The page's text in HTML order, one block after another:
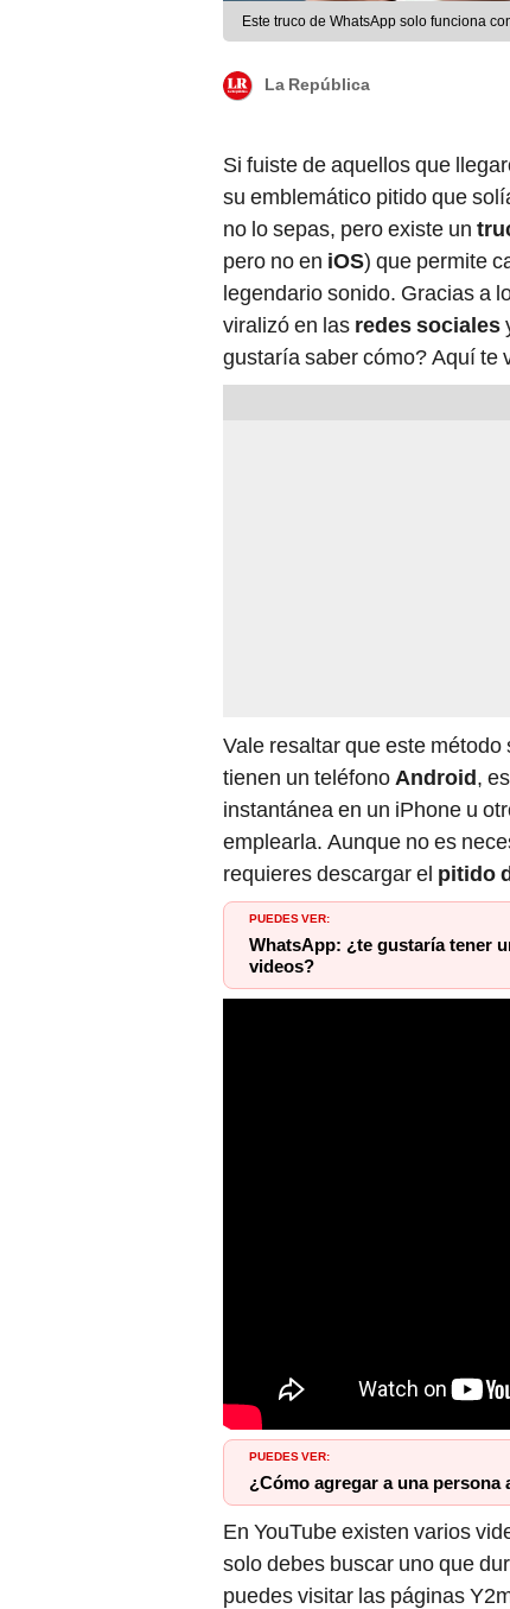
Este truco de WhatsApp solo funciona
La República
Si fuiste de aquellos que
su emblemático pitido que
no lo sepas, pero existe un
pero no en iOS) que permite
legendario sonido. Gracias a
viralizóen las redes sociales
gustaría saber cómo? Aquí te
Vale resaltar que este
tienen un teléfonoAndroid,
instantánea en un iPhone u
emplearla. Aunque no es
requieres descargar el pitido
PUEDES VER:
WhatsApp: ¿te gustaría tener
videos?
PUEDES VER:
¿Cómo agregar a una
En YouTube existen varios
solo debes buscar uno que
puedes visitar las páginas